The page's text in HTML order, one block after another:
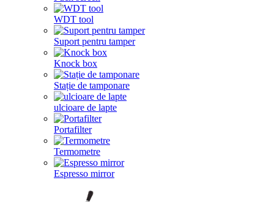
WDT tool
Suport pentru tamper
Knock box
Stație de tamponare
ulcioare de lapte
Portafilter
Termometre
Espresso mirror